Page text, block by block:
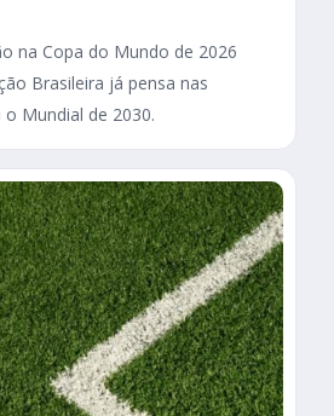
na Copa do Mundo de 2026
Brasileira já pensa nas
Mundial de 2030.